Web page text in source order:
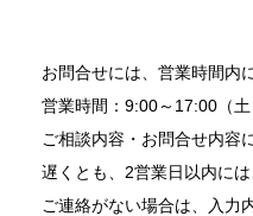
お問合せには、営業時間内
営業時間：9:00～17:00（
ご相談内容・お問合せ内容
遅くとも、2営業日以内には
ご連絡がない場合は、入力